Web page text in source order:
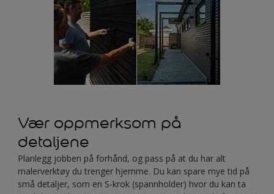
Vær oppmerksom på
detaljene
Planlegg jobben på forhånd, og pass på at du har alt
malerverktøy du trenger hjemme. Du kan spare mye tid på
små detaljer, som en S-krok (spannholder) hvor du kan ta